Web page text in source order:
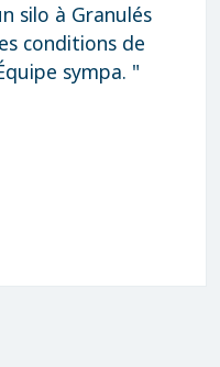
silo à Granulés
conditions de
sympa. "